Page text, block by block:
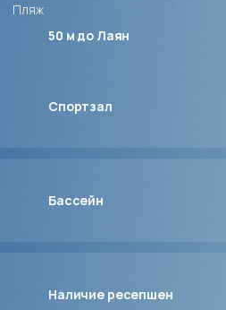
Пляж
50 м до Лаян
Спортзал
Бассейн
Наличие ресепшен